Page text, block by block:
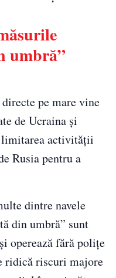
umbră”
pe mare vine
de Ucraina și
activității
Rusia pentru a
dintre navele
din umbră” sunt
operează fără polițe
ridică riscuri majore